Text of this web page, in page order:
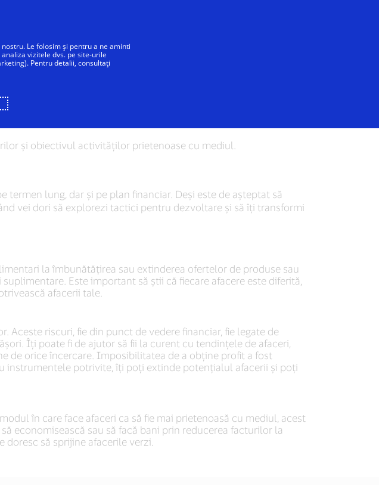
ta
și obiectivul activităților prietenoase cu mediul.
lung, dar și pe plan financiar. Deși este de așteptat să
vei dori să explorezi tactici pentru dezvoltare și să îți transformi
la îmbunătățirea sau extinderea ofertelor de produse sau
Este important să știi că fiecare afacere este diferită,
afacerii tale.
Aceste riscuri, fie din punct de vedere financiar, fie legate de
Îți poate fi de ajutor să fii la curent cu tendințele de afaceri,
de orice încercare. Imposibilitatea de a obține profit a fost
instrumentele potrivite, îți poți extinde potențialul afacerii și poți
în care face afaceri ca să fie mai prietenoasă cu mediul, acest
economisească sau să facă bani prin reducerea facturilor la
să sprijine afacerile verzi.
Le folosim și pentru a ne aminti
vizitele dvs. pe site-urile
Pentru detalii, consultați